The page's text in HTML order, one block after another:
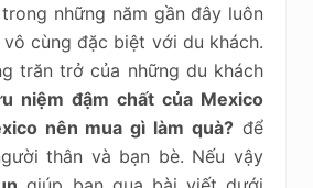
những năm gần đây luôn
cùng đặc biệt với du khách.
trăn trở của những du khách
niệm đậm chất của Mexico
nên mua gì làm quà? để
thân và bạn bè. Nếu vậy